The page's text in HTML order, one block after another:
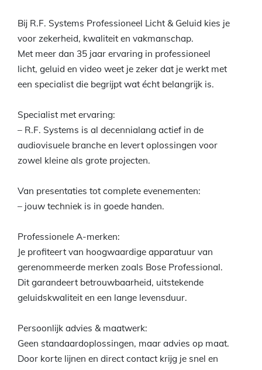
Bij R.F. Systems Professioneel Licht & Geluid kies je
voor zekerheid, kwaliteit en vakmanschap.
Met meer dan 35 jaar ervaring in professioneel
licht, geluid en video weet je zeker dat je werkt met
een specialist die begrijpt wat écht belangrijk is.
Specialist met ervaring:
– R.F. Systems is al decennialang actief in de
audiovisuele branche en levert oplossingen voor
zowel kleine als grote projecten.
Van presentaties tot complete evenementen:
– jouw techniek is in goede handen.
Professionele A-merken:
Je profiteert van hoogwaardige apparatuur van
gerenommeerde merken zoals Bose Professional.
Dit garandeert betrouwbaarheid, uitstekende
geluidskwaliteit en een lange levensduur.
Persoonlijk advies & maatwerk:
Geen standaardoplossingen, maar advies op maat.
Door korte lijnen en direct contact krijg je snel en